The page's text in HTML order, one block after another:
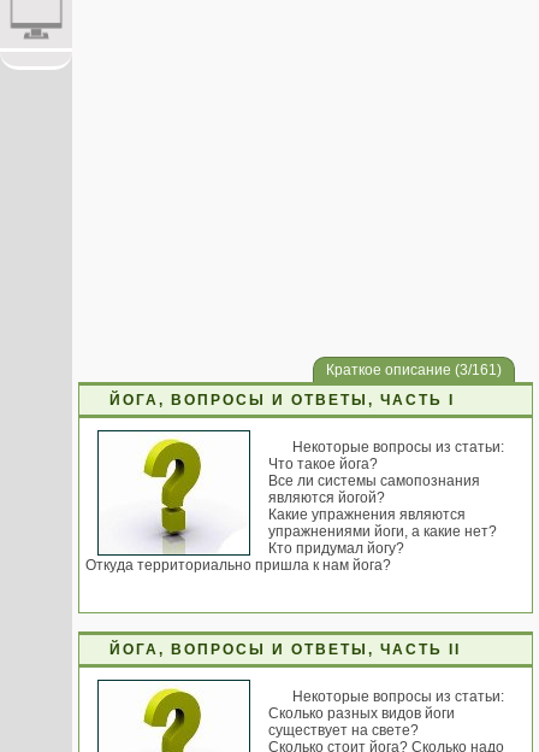
Краткое описание (3/161)
ЙОГА, ВОПРОСЫ И ОТВЕТЫ, ЧАСТЬ I
Некоторые вопросы из статьи:
Что такое йога?
Все ли системы самопознания
являются йогой?
Какие упражнения являются
упражнениями йоги, а какие нет?
Кто придумал йогу?
Откуда территориально пришла к нам йога?
ЙОГА, ВОПРОСЫ И ОТВЕТЫ, ЧАСТЬ II
Некоторые вопросы из статьи:
Сколько разных видов йоги
существует на свете?
Сколько стоит йога? Сколько надо